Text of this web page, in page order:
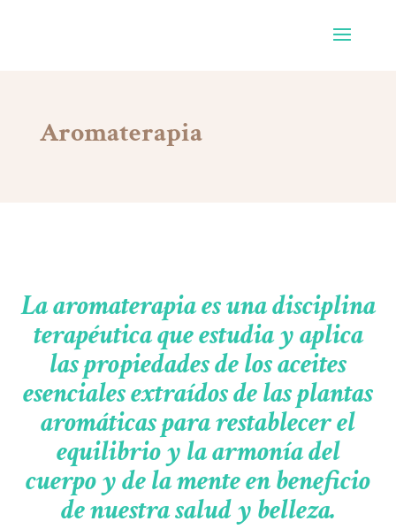
Aromaterapia
La aromaterapia es una disciplina
terapéutica que estudia y aplica
las propiedades de los aceites
esenciales extraídos de las plantas
aromáticas para restablecer el
equilibrio y la armonía del
cuerpo y de la mente en beneficio
de nuestra salud y belleza.